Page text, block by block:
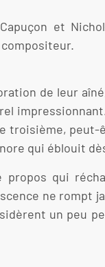
et
de leur
troisième,
qui éblouit
qui
ne
un peu